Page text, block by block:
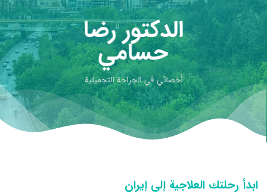
الدكتور رضا
حسامي
أخصائي في الجراحة التجميلية
ابدأ رحلتك العلاجية إلى إيران